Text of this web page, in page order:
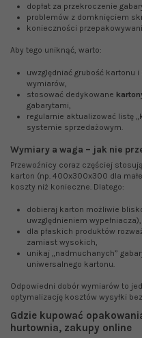
dopłat za przekroczenie
problemów z domknięciem
konieczności
Aby tego uniknąć, warto:
uwzględniać grubość kartonu
wymiarów,
stosować dedykowane
gabarytami,
regularnie aktualizować listę
systemie sprzedażowym.
Wymiary a waga – jak nie
Przewoźnicy coraz częściej
karton (np. 400x300x300 dla
koszty niż konieczne. Dlatego:
dobieraj karton możliwie
uwzględnieniem wypełniacza),
dla płaskich produktów
zamiast wysokich,
unikaj „nadmuchanych”
uniwersalnego kartonu.
Odpowiedni dobór wymiarów to
optymalizację kosztów wysyłki
Gdzie kupować
hurtownia, zakupy online